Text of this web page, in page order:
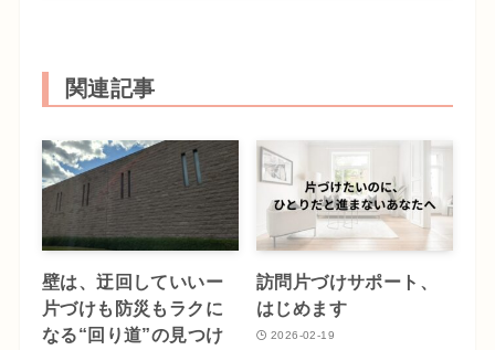
関連記事
壁は、迂回していいー
片づけも防災もラクに
なる“回り道”の見つけ
訪問片づけサポート、
はじめます
2026-02-19